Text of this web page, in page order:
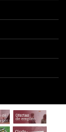
de
por